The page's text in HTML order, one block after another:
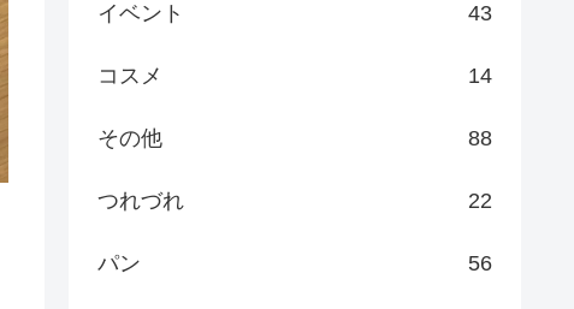
イベント 43
コスメ 14
その他 88
つれづれ 22
パン 56